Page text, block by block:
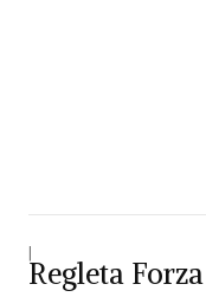
|
Regleta